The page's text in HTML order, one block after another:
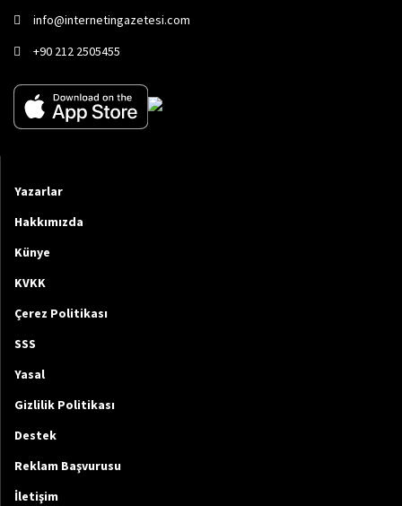
info@internetingazetesi.com
+90 212 2505455
Yazarlar
Hakkımızda
Künye
KVKK
Çerez Politikası
SSS
Yasal
Gizlilik Politikası
Destek
Reklam Başvurusu
İletişim